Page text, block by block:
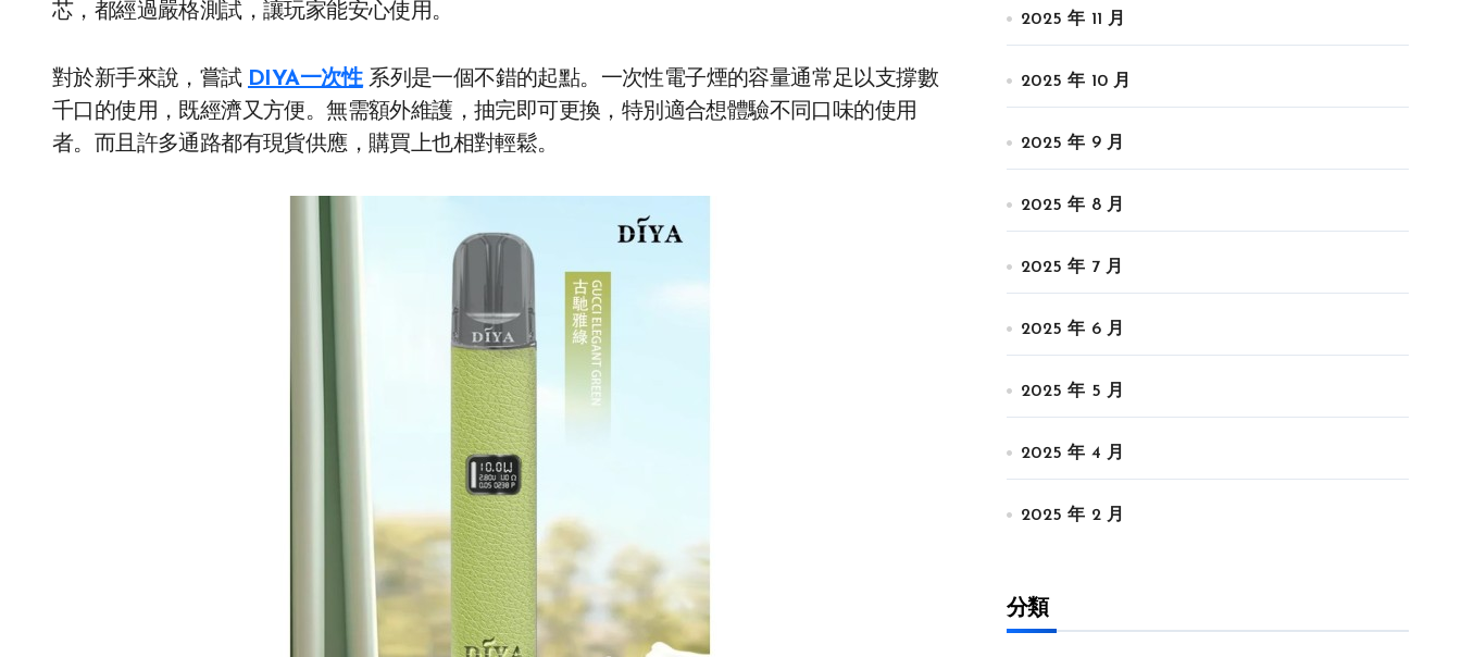
芯，都經過嚴格測試，讓玩家能安心使用。
對於新手來說，嘗試 DIYA一次性系列是一個不錯的起點。一次性電子煙的容量通常足以支撐數
千口的使用，既經濟又方便。無需額外維護，抽完即可更換，特別適合想體驗不同口味的使用
者。而且許多通路都有現貨供應，購買上也相對輕鬆。
2025 年 11 月
2025 年 10 月
2025 年 9 月
2025 年 8 月
2025 年 7 月
2025 年 6 月
2025 年 5 月
2025 年 4 月
2025 年 2 月
分類